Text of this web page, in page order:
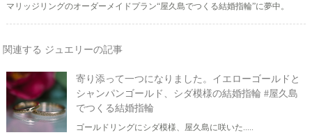
マリッジリングのオーダーメイドプラン“屋久島でつくる結婚指輪”に夢中。
関連する ジュエリーの記事
寄り添って一つになりました。イエローゴールドと
シャンパンゴールド、シダ模様の結婚指輪 #屋久島
でつくる結婚指輪
ゴールドリングにシダ模様、屋久島に咲いた.....